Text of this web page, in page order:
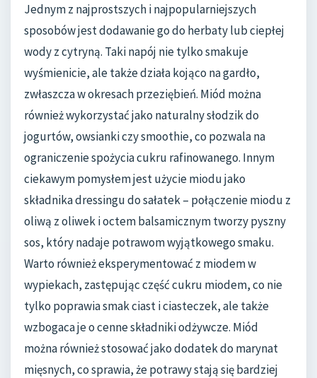
Jednym z najprostszych i najpopularniejszych
sposobów jest dodawanie go do herbaty lub ciepłej
wody z cytryną. Taki napój nie tylko smakuje
wyśmienicie, ale także działa kojąco na gardło,
zwłaszcza w okresach przeziębień. Miód można
również wykorzystać jako naturalny słodzik do
jogurtów, owsianki czy smoothie, co pozwala na
ograniczenie spożycia cukru rafinowanego. Innym
ciekawym pomysłem jest użycie miodu jako
składnika dressingu do sałatek – połączenie miodu z
oliwą z oliwek i octem balsamicznym tworzy pyszny
sos, który nadaje potrawom wyjątkowego smaku.
Warto również eksperymentować z miodem w
wypiekach, zastępując część cukru miodem, co nie
tylko poprawia smak ciast i ciasteczek, ale także
wzbogaca je o cenne składniki odżywcze. Miód
można również stosować jako dodatek do marynat
mięsnych, co sprawia, że potrawy stają się bardziej